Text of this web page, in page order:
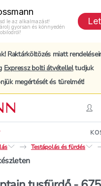
le az alkalmazást!
gyorsan és könnyedén
Raktárköltözés miatt
Expressz bolti átvételleltudjuk
megértését és türelmét!
Testápolás és fürdés